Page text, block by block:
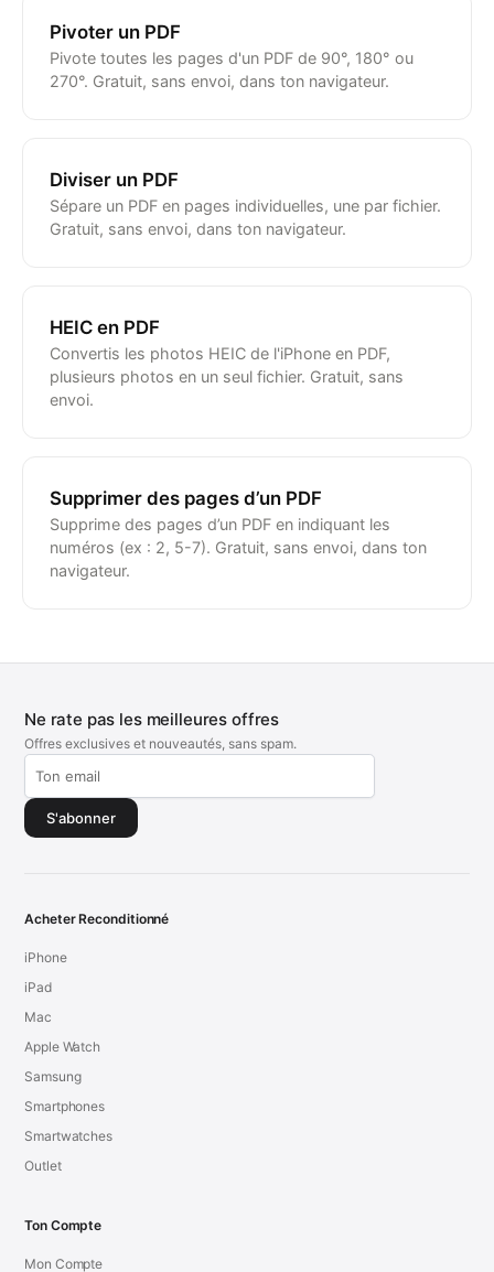
Pivoter un PDF
Pivote toutes les pages d'un PDF de 90°, 180° ou
270°. Gratuit, sans envoi, dans ton navigateur.
Diviser un PDF
Sépare un PDF en pages individuelles, une par fichier.
Gratuit, sans envoi, dans ton navigateur.
HEIC en PDF
Convertis les photos HEIC de l'iPhone en PDF,
plusieurs photos en un seul fichier. Gratuit, sans
envoi.
Supprimer des pages d’un PDF
Supprime des pages d’un PDF en indiquant les
numéros (ex : 2, 5-7). Gratuit, sans envoi, dans ton
navigateur.
Ne rate pas les meilleures offres
Offres exclusives et nouveautés, sans spam.
S'abonner
Acheter Reconditionné
iPhone
iPad
Mac
Apple Watch
Samsung
Smartphones
Smartwatches
Outlet
Ton Compte
Mon Compte